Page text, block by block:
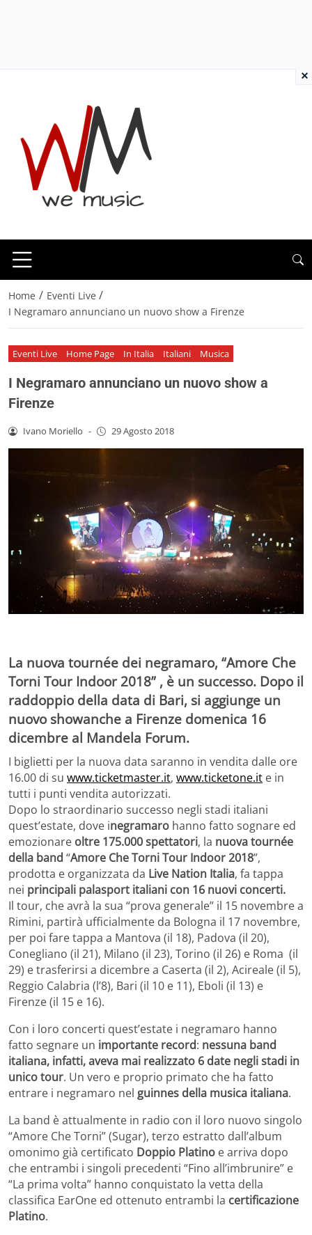
Home / Eventi Live /
I Negramaro annunciano un nuovo show a Firenze
Eventi Live Home Page In Italia Italiani Musica
I Negramaro annunciano un nuovo show a
Firenze
Ivano Moriello - 29 Agosto 2018
La nuova tournée dei negramaro, “Amore Che
Torni Tour Indoor 2018” , è un successo. Dopo il
raddoppio della data di Bari, si aggiunge un
nuovo showanche a Firenze domenica 16
dicembre al Mandela Forum.
I biglietti per la nuova data saranno in vendita dalle ore
16.00 di su www.ticketmaster.it, www.ticketone.it e in
tutti i punti vendita autorizzati.
Dopo lo straordinario successo negli stadi italiani
quest’estate, dove inegramaro hanno fatto sognare ed
emozionare oltre 175.000 spettatori, la nuova tournée
della band “Amore Che Torni Tour Indoor 2018”,
prodotta e organizzata da Live Nation Italia, fa tappa
nei principali palasport italiani con 16 nuovi concerti.
Il tour, che avrà la sua “prova generale” il 15 novembre a
Rimini, partirà ufficialmente da Bologna il 17 novembre,
per poi fare tappa a Mantova (il 18), Padova (il 20),
Conegliano (il 21), Milano (il 23), Torino (il 26) e Roma (il
29) e trasferirsi a dicembre a Caserta (il 2), Acireale (il 5),
Reggio Calabria (l’8), Bari (il 10 e 11), Eboli (il 13) e
Firenze (il 15 e 16).
Con i loro concerti quest’estate i negramaro hanno
fatto segnare un importante record: nessuna band
italiana, infatti, aveva mai realizzato 6 date negli stadi in
unico tour. Un vero e proprio primato che ha fatto
entrare i negramaro nel guinnes della musica italiana.
La band è attualmente in radio con il loro nuovo singolo
“Amore Che Torni” (Sugar), terzo estratto dall’album
omonimo già certificato Doppio Platino e arriva dopo
che entrambi i singoli precedenti “Fino all’imbrunire” e
“La prima volta” hanno conquistato la vetta della
classifica EarOne ed ottenuto entrambi la certificazione
Platino.
×